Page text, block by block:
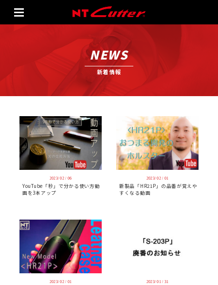
NEWS
新着情報
2023/ 02 / 06
YouTube「秒」で分かる使い方動
画を3本アップ
2023/ 02 / 01
新製品「HR21P」の品番が覚えや
すくなる動画
2023/ 02 / 01 2023/ 01 / 31